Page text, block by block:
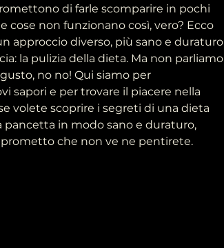
di farle scomparire in pochi
cose non funzionano così, vero? Ecco
approccio diverso, più sano e duraturo
la pulizia della dieta. Ma non parliamo
no no! Qui siamo per
sapori e per trovare il piacere nella
volete scoprire i segreti di una dieta
pancetta in modo sano e duraturo,
che non ve ne pentirete.